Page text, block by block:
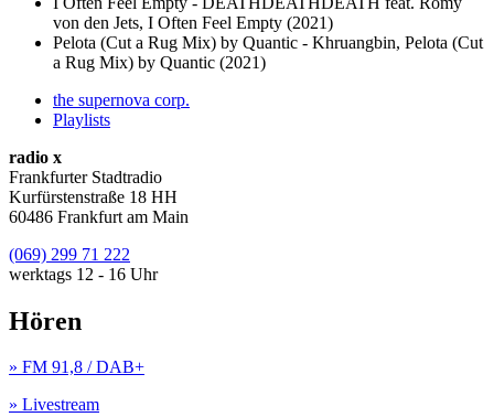
von den Jets, I Often Feel Empty (2021)
Pelota (Cut a Rug Mix) by Quantic - Khruangbin, Pelota (Cut
a Rug Mix) by Quantic (2021)
the supernova corp.
Playlists
radio x
Frankfurter Stadtradio
Kurfürstenstraße 18 HH
60486 Frankfurt am Main
(069) 299 71 222
werktags 12 - 16 Uhr
Hören
» FM 91,8 / DAB+
» Livestream